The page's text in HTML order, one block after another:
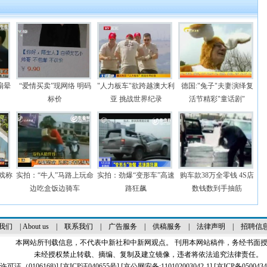
晕
“爱情买卖”现网络 明码
标价
"人力板车"欲跨越澳大利
亚 挑战世界纪录
德国:"兔子"夫妻演绎复
活节精彩"童话剧"
称 实拍：“牛人”马路上玩命
边吃盒饭边骑车
实拍：劲爆“变形车”高速
路狂飙
购车款38万全零钱 4S店
数钱数到手抽筋
们 About us| 联系我们 广告服务| 供稿服务| 法律声明
招聘信
本网站所刊载信息，不代表中新社和中新网观点。 刊用本网站稿件，务经书面
未经授权禁止转载、摘编、复制及建立镜像，违者将依法追究法律责任。